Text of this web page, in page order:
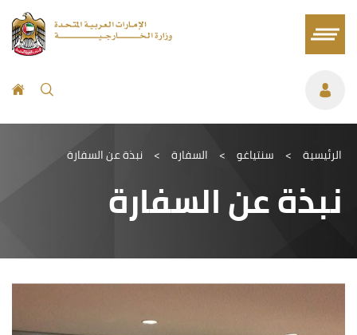
الرئيسية > سنتياغو > السفارة > نبذة عن السفارة
نبذة عن السفارة